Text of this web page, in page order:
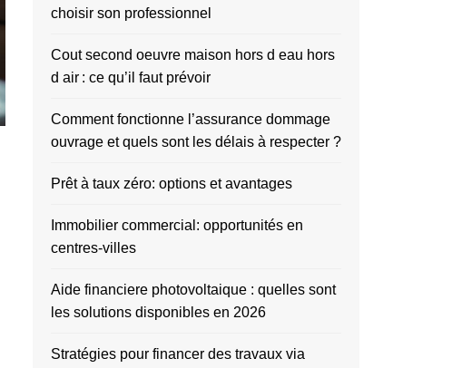
choisir son professionnel
Cout second oeuvre maison hors d eau hors
d air : ce qu’il faut prévoir
Comment fonctionne l’assurance dommage
ouvrage et quels sont les délais à respecter ?
Prêt à taux zéro: options et avantages
Immobilier commercial: opportunités en
centres-villes
Aide financiere photovoltaique : quelles sont
les solutions disponibles en 2026
Stratégies pour financer des travaux via